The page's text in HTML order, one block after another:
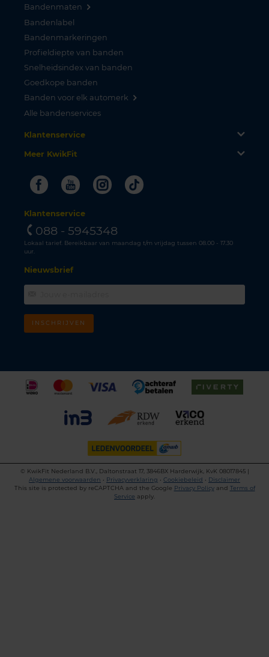
Bandenmaten
Bandenlabel
Bandenmarkeringen
Profieldiepte van banden
Snelheidsindex van banden
Goedkope banden
Banden voor elk automerk
Alle bandenservices
Klantenservice
Meer KwikFit
FacebookYoutubeInstagram
Tiktok
Klantenservice
088 - 5945348
Lokaal tarief. Bereikbaar van maandag t/m vrijdag tussen 08.00 - 17.30
uur.
Nieuwsbrief
INSCHRIJVEN
©
KwikFit Nederland B.V., Daltonstraat 17, 3846BX Harderwijk, KvK 08017845 |
Algemene voorwaarden • Privacyverklaring • Cookiebeleid • Disclaimer
This site is protected by reCAPTCHA and the Google Privacy Policyand Terms of
Service apply.